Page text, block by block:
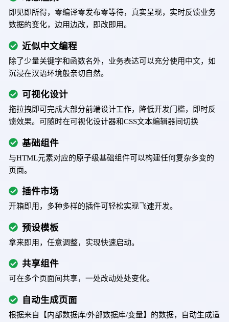
即见即所得，零编译零发布零等待，真实呈现，实时反馈业务
数据的变化，边用边改，即改即用。
近似中文编程
除了少量关键字和函数名外，业务表达可以充分使用中文，如
沉浸在汉语环境般亲切自然。
可视化设计
拖拉拽即可完成大部分前端设计工作，降低开发门槛，即时反
馈效果。可随时在可视化设计器和CSS文本编辑器间切换
基础组件
与HTML元素对应的原子级基础组件可以构建任何复杂多变的
页面。
插件市场
开箱即用，多种多样的插件可轻松实现飞速开发。
预设模板
拿来即用，任意调整，实现快速启动。
共享组件
可在多个页面间共享，一处改动处处变化。
自动生成页面
根据来自【内部数据库/外部数据库/变量】的数据，自动生成适